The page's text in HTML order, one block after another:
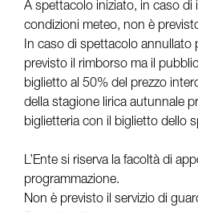
A spettacolo iniziato, in caso di
condizioni meteo, non è
In caso di spettacolo annullato
previsto il rimborso ma il
biglietto al 50% del prezzo
della stagione lirica autunnale
biglietteria con il biglietto dello
L’Ente si riserva la facoltà di
programmazione.
Non è previsto il servizio di